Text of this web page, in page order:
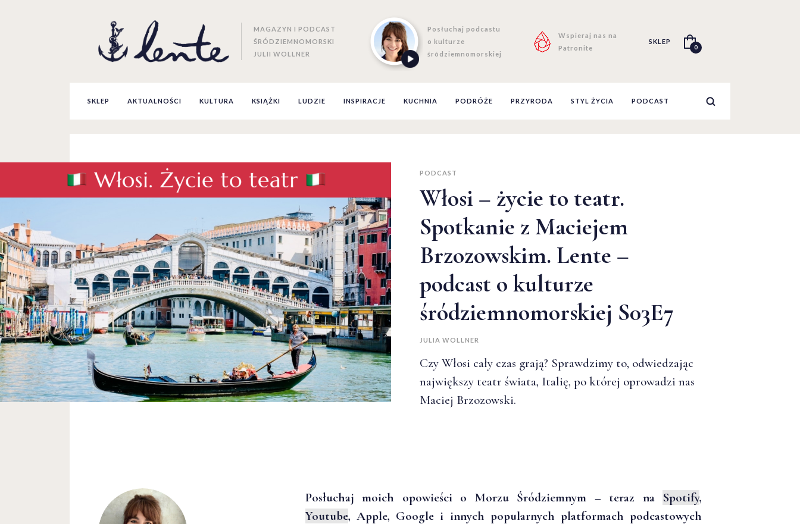
MAGAZYN I PODCAST
ŚRÓDZIEMNOMORSKI
JULII WOLLNER
Posłuchaj podcastu
o kulturze
śródziemnomorskiej
Wspieraj nas na
Patronite
SKLEP
0
SKLEP AKTUALNOŚCI KULTURA KSIĄŻKI LUDZIE INSPIRACJE KUCHNIA PODRÓŻE PRZYRODA STYL ŻYCIA PODCAST
PODCAST
Włosi – życie to teatr.
Spotkanie z Maciejem
Brzozowskim. Lente –
podcast o kulturze
śródziemnomorskiej S03E7
JULIA WOLLNER
Czy Włosi cały czas grają? Sprawdzimy to, odwiedzając
największy teatr świata, Italię, po której oprowadzi nas
Maciej Brzozowski.
Posłuchaj moich opowieści o Morzu Śródziemnym – teraz na Spotify,
Youtube, Apple, Google i innych popularnych platformach podcastowych